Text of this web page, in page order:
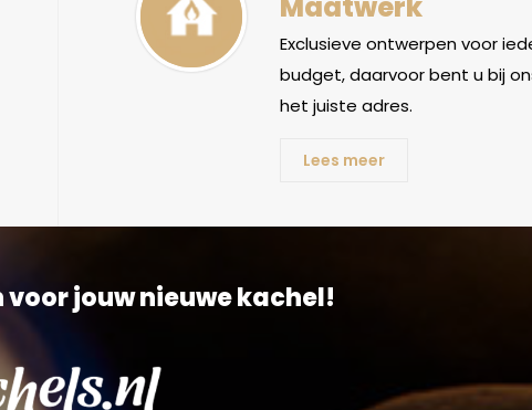
Exclusieve ontwerpen voor
budget, daarvoor bent u bij
het juiste adres.
Lees meer
jouw nieuwe kachel!